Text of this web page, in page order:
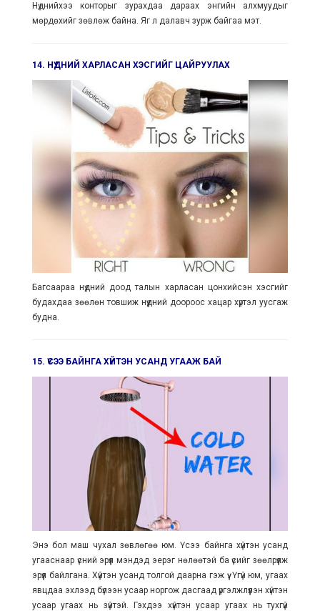
Нүднийхээ конторыг зурахдаа дараах энгийн алхмуудыг
мөрдөхийг зөвлөж байна. Яг л далавч зурж байгаа мэт.
14. НҮДНИЙ ХАРЛАСАН ХЭСГИЙГ ЦАЙРУУЛАХ
Багсаараа нүдний доод талын харласан цонхийсэн хэсгийг
будахдаа зөөлөн товшиж нүүдний доороос хацар хүртэл уусгаж
будна.
15. ҮСЭЭ БАЙНГА ХҮЙТЭН УСАНД УГААЖ БАЙ
Энэ бол маш чухал зөвлөгөө юм. Үсээ байнга хүйтэн усанд
угааснаар үсний эрүүл мэндэд эерэг нөлөөтэй ба үсийг зөөлрүүлж
эрүүл байлгана. Хүйтэн усанд толгой даарна гэж үү. Үгүй юм, угаах
явцдаа эхлээд бүлээн усаар норгож дасгаад үргэлжлүүлэн хүйтэн
усаар угаах нь зүйтэй. Гэхдээ хүйтэн усаар угаах нь тухгүй